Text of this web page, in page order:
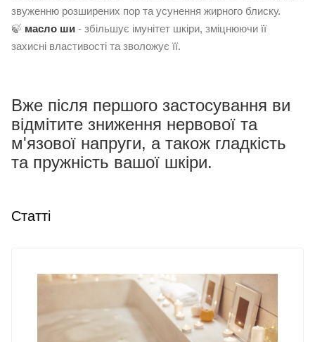
звуженню розширених пор та усунення жирного блиску.
🍃 масло ши - збільшує імунітет шкіри, зміцнюючи її
захисні властивості та зволожує її.
Вже після першого застосування ви
відмітите зниження нервової та
м'язової напруги, а також гладкість
та пружність вашої шкіри.
Статті